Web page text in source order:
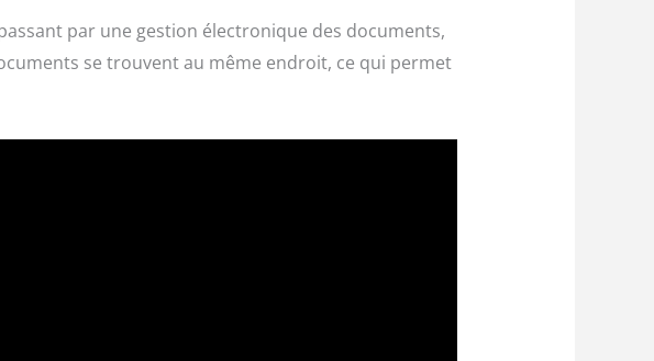
par une gestion électronique des documents,
se trouvent au même endroit, ce qui permet